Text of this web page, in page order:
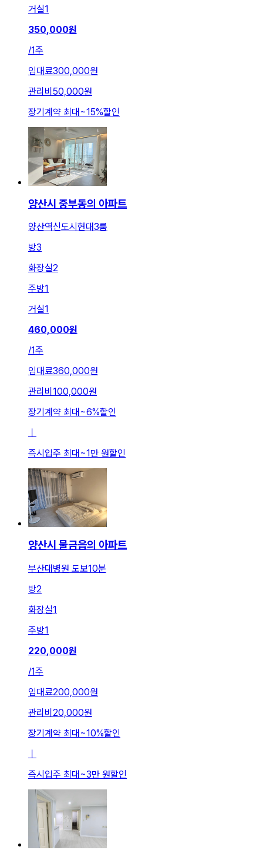
거실1
350,000원
/1주
임대료300,000원
관리비 50,000원
장기계약 최대~15%할인
양산시 중부동의 아파트
양산역신도시현대3룸
방3
화장실2
주방1
거실1
460,000원
/1주
임대료360,000원
관리비 100,000원
장기계약 최대 ~6%할인
즉시입주 최대 ~1만 원할인
양산시 물금읍의 아파트
부산대병원 도보10분
방2
화장실1
주방1
220,000원
/1주
임대료200,000원
관리비 20,000원
장기계약 최대~10%할인
ㅣ
즉시입주 최대~3만 원할인